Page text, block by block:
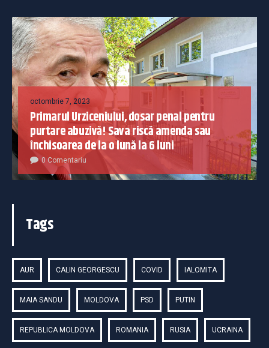
octombrie 7, 2023
Primarul Urziceniului, dosar penal pentru
purtare abuzivă! Sava riscă amenda sau
închisoarea de la o lună la 6 luni
0 Comentariu
Tags
AUR CALIN GEORGESCU COVID IALOMITA
MAIA SANDU MOLDOVA PSD PUTIN
REPUBLICA MOLDOVA ROMANIA RUSIA UCRAINA